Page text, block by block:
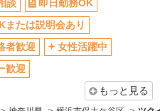
社員登用あり
髪型・髪色自由
ネイルOK
談
即日勤務OK
または説明会あり
者歓迎
女性活躍中
歓迎
もっと見る